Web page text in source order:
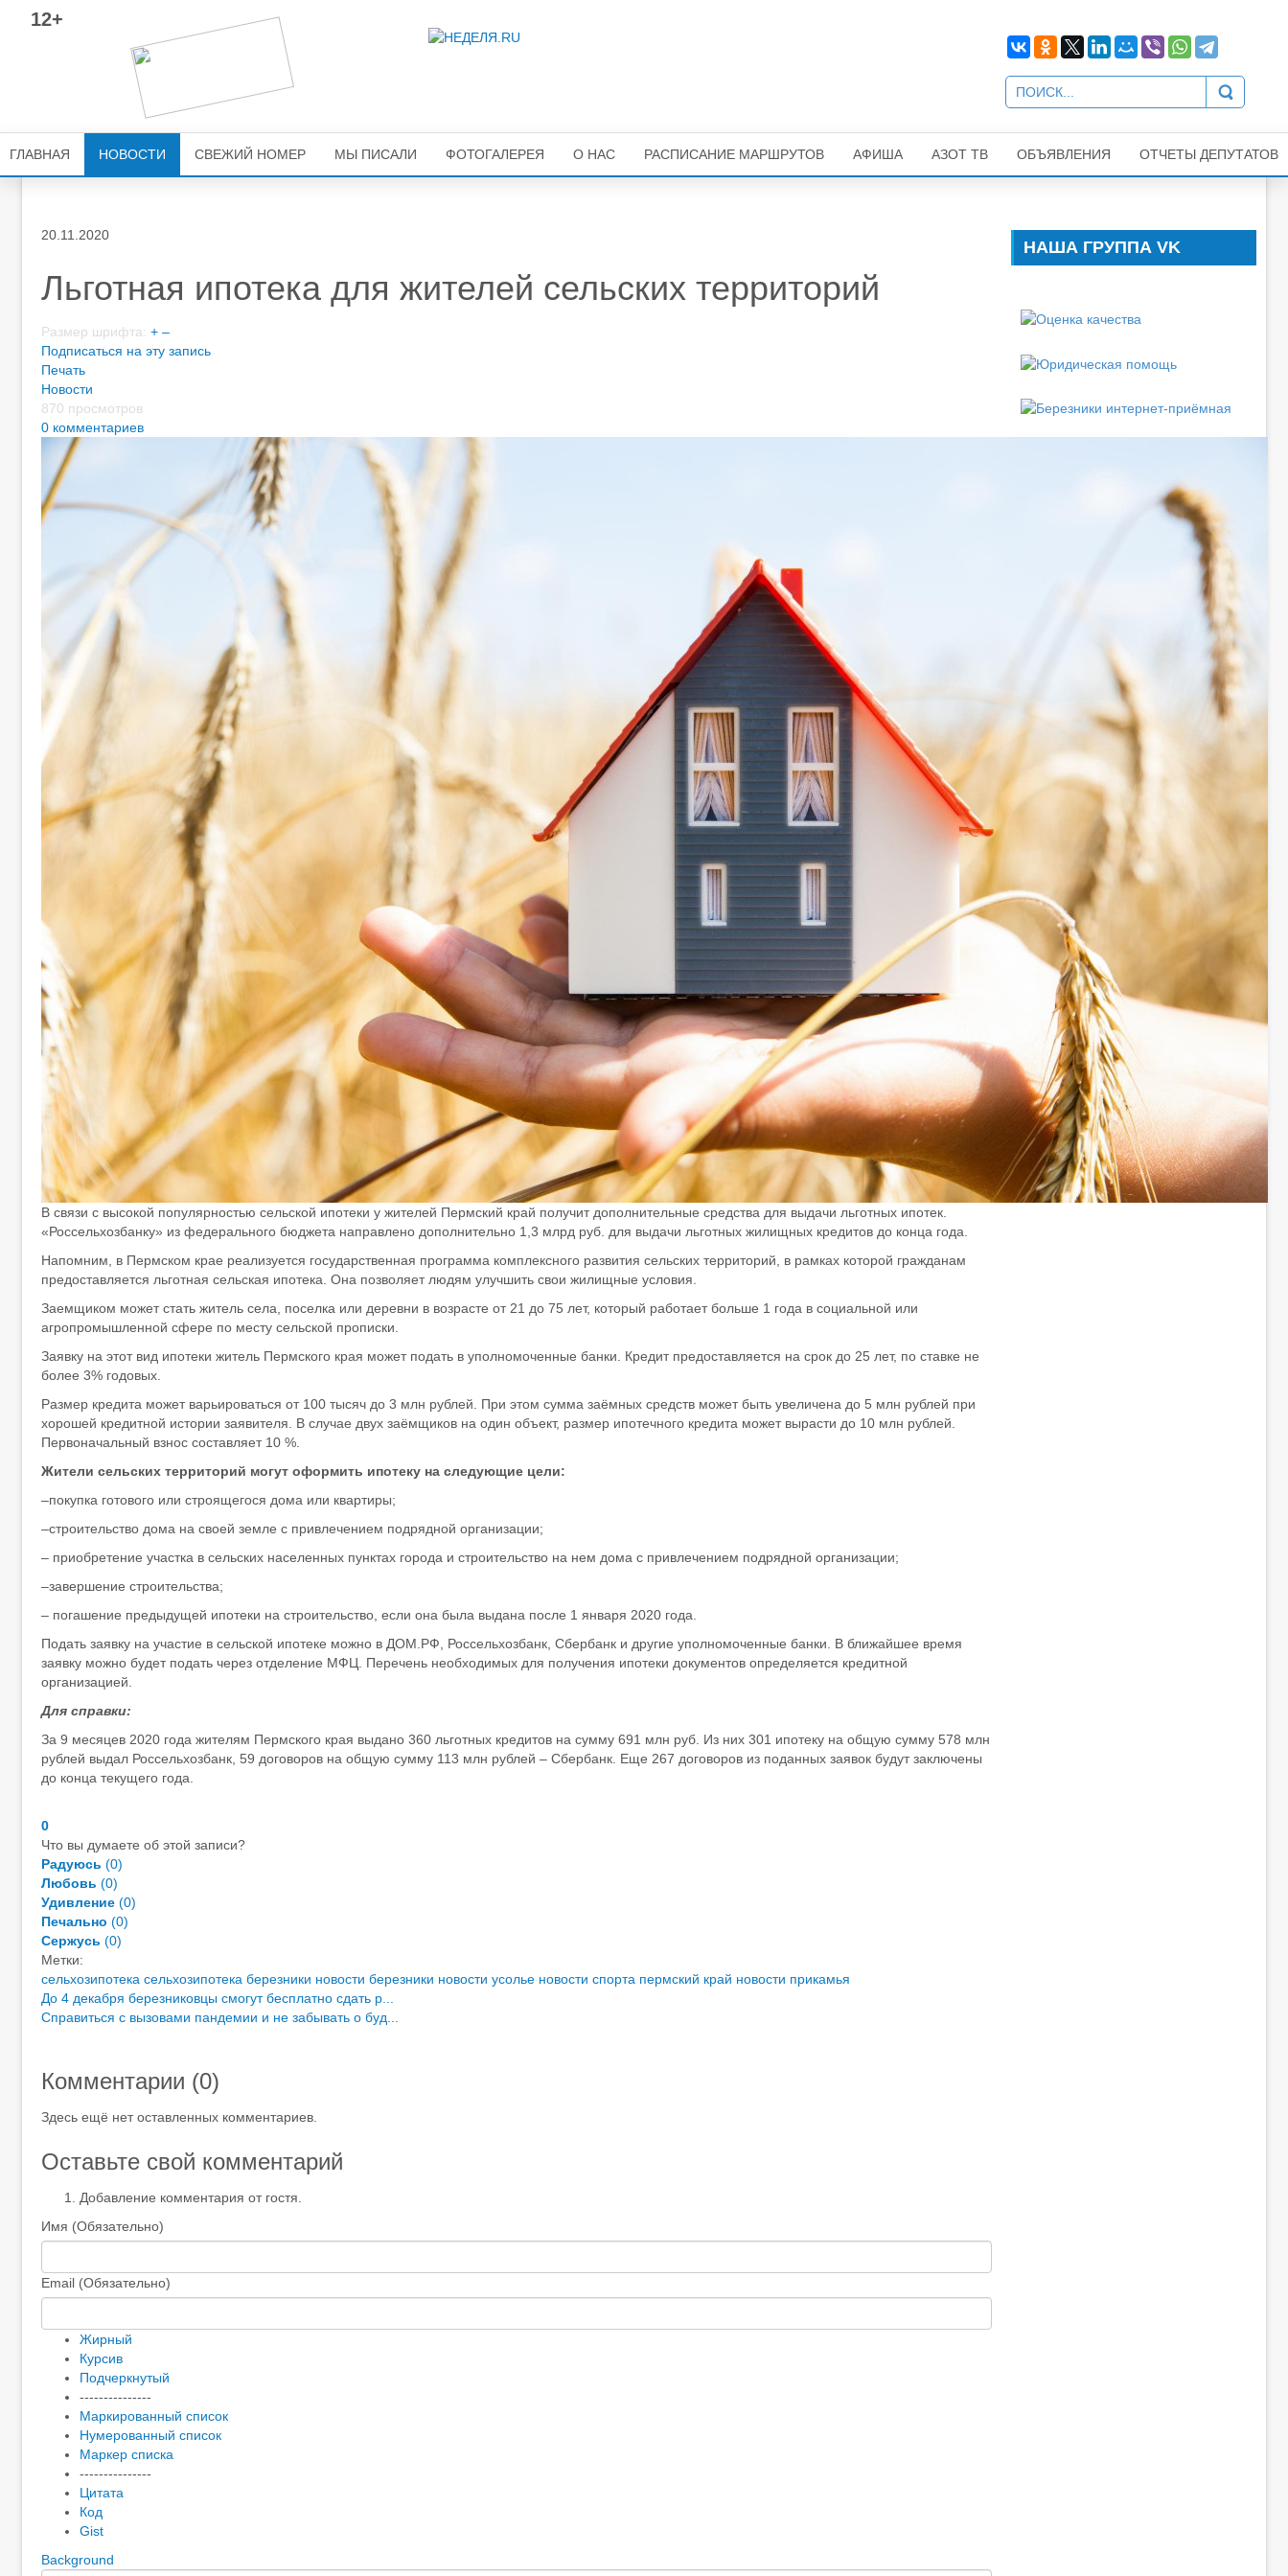
12+
ГЛАВНАЯ НОВОСТИ СВЕЖИЙ НОМЕР МЫ ПИСАЛИ ФОТОГАЛЕРЕЯ О НАС РАСПИСАНИЕ МАРШРУТОВ АФИША АЗОТ ТВ ОБЪЯВЛЕНИЯ ОТЧЕТЫ ДЕПУТАТОВ
20.11.2020
Льготная ипотека для жителей сельских территорий
Размер шрифта: + –
Подписаться на эту запись
Печать
Новости
870 просмотров
0 комментариев
В связи с высокой популярностью сельской ипотеки у жителей Пермский край получит дополнительные средства для выдачи льготных ипотек.
«Россельхозбанку» из федерального бюджета направлено дополнительно 1,3 млрд руб. для выдачи льготных жилищных кредитов до конца года.
Напомним, в Пермском крае реализуется государственная программа комплексного развития сельских территорий, в рамках которой гражданам
предоставляется льготная сельская ипотека. Она позволяет людям улучшить свои жилищные условия.
Заемщиком может стать житель села, поселка или деревни в возрасте от 21 до 75 лет, который работает больше 1 года в социальной или
агропромышленной сфере по месту сельской прописки.
Заявку на этот вид ипотеки житель Пермского края может подать в уполномоченные банки. Кредит предоставляется на срок до 25 лет, по ставке не
более 3% годовых.
Размер кредита может варьироваться от 100 тысяч до 3 млн рублей. При этом сумма заёмных средств может быть увеличена до 5 млн рублей при
хорошей кредитной истории заявителя. В случае двух заёмщиков на один объект, размер ипотечного кредита может вырасти до 10 млн рублей.
Первоначальный взнос составляет 10 %.
Жители сельских территорий могут оформить ипотеку на следующие цели:
–покупка готового или строящегося дома или квартиры;
–строительство дома на своей земле с привлечением подрядной организации;
– приобретение участка в сельских населенных пунктах города и строительство на нем дома с привлечением подрядной организации;
–завершение строительства;
– погашение предыдущей ипотеки на строительство, если она была выдана после 1 января 2020 года.
Подать заявку на участие в сельской ипотеке можно в ДОМ.РФ, Россельхозбанк, Сбербанк и другие уполномоченные банки. В ближайшее время
заявку можно будет подать через отделение МФЦ. Перечень необходимых для получения ипотеки документов определяется кредитной
организацией.
Для справки:
За 9 месяцев 2020 года жителям Пермского края выдано 360 льготных кредитов на сумму 691 млн руб. Из них 301 ипотеку на общую сумму 578 млн
рублей выдал Россельхозбанк, 59 договоров на общую сумму 113 млн рублей – Сбербанк. Еще 267 договоров из поданных заявок будут заключены
до конца текущего года.
0
Что вы думаете об этой записи?
Радуюсь (0)
Любовь (0)
Удивление (0)
Печально (0)
Сержусь (0)
Метки:
сельхозипотека сельхозипотека березники новости березники новости усолье новости спорта пермский край новости прикамья
До 4 декабря березниковцы смогут бесплатно сдать р...
Справиться с вызовами пандемии и не забывать о буд...
Комментарии (0)
Здесь ещё нет оставленных комментариев.
Оставьте свой комментарий
Добавление комментария от гостя.
Имя (Обязательно)
Email (Обязательно)
Жирный
Курсив
Подчеркнутый
---------------
Маркированный список
Нумерованный список
Маркер списка
---------------
Цитата
Код
Gist
Background
НАША ГРУППА VK